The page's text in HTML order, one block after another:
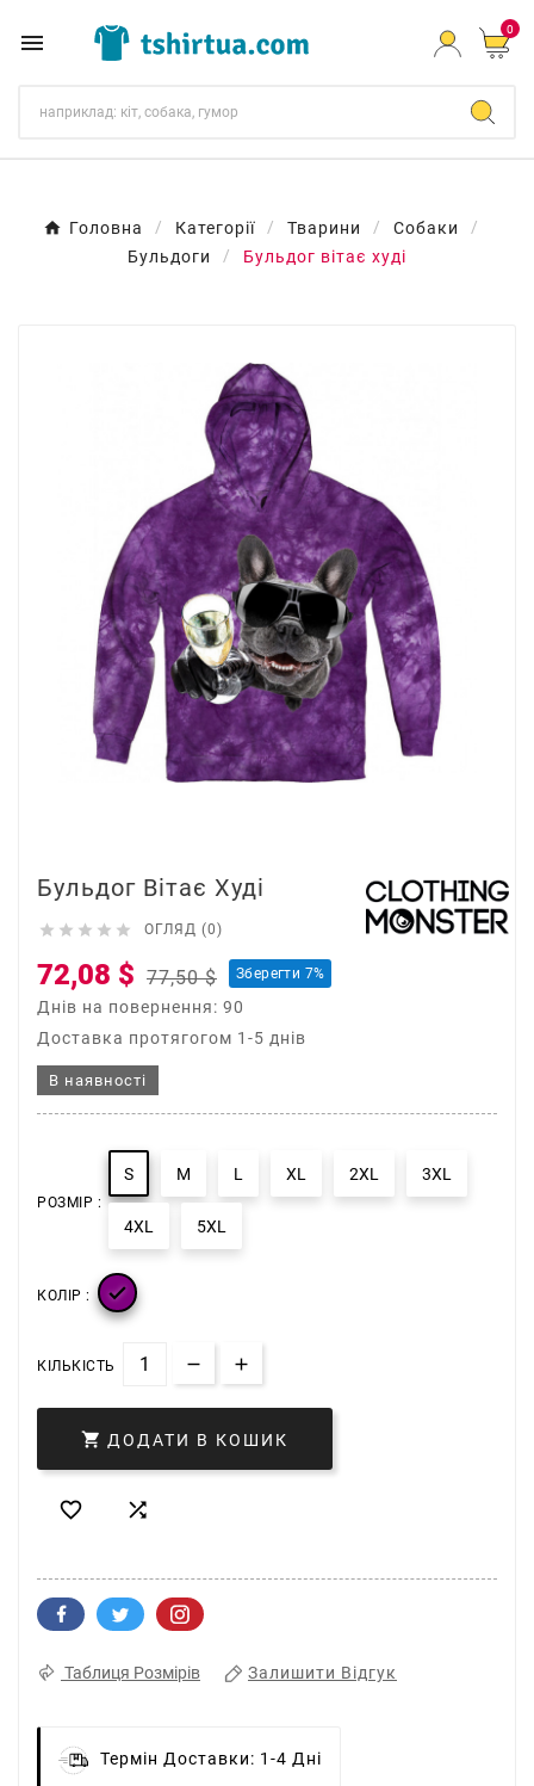
 0
Головна Категорії Тварини
Собаки
Бульдоги
Бульдог вітає худі
Бульдог Вітає Худі
     ОГЛЯД (0)
72,08 $ 77,50 $ Зберегти 7%
Днів на повернення: 90
Доставка протягогом 1-5 днів
В наявності
РОЗМІР :
S M L XL 2XL 3XL
4XL 5XL
КОЛІР : 
КІЛЬКІСТЬ
 ДОДАТИ В КОШИК
 
Таблиця Розмірів Залишити Відгук
Термін Доставки: 1-4 Дні